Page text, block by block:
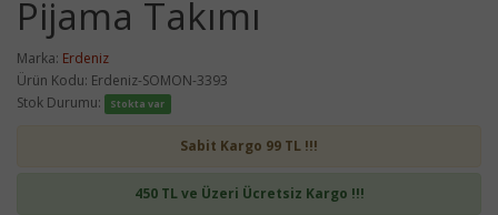
Pijama Takımı
Marka: Erdeniz
Ürün Kodu: Erdeniz-SOMON-3393
Stok Durumu:
Stokta var
Sabit Kargo 99 TL !!!
450 TL ve Üzeri Ücretsiz Kargo !!!